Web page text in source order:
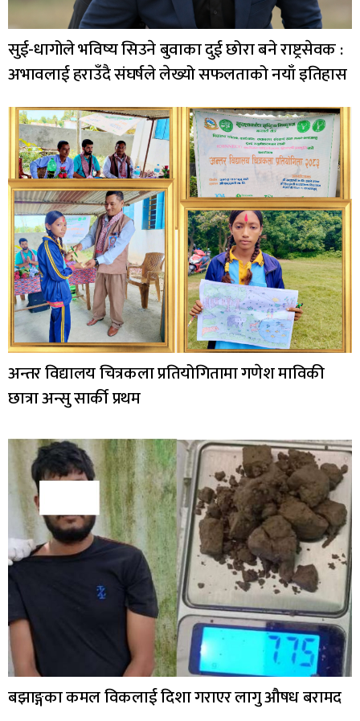
सुई-धागोले भविष्य सिउने बुवाका दुई छोरा बने राष्ट्रसेवक :
अभावलाई हराउँदै संघर्षले लेख्यो सफलताको नयाँ इतिहास
अन्तर विद्यालय चित्रकला प्रतियोगितामा गणेश माविकी
छात्रा अन्सु सार्की प्रथम
बझाङ्गका कमल विकलाई दिशा गराएर लागु औषध बरामद